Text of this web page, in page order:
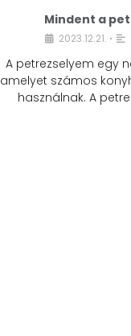
Mindent a
2023.12.21. •
A petrezselyem egy
amelyet számos
használnak. A